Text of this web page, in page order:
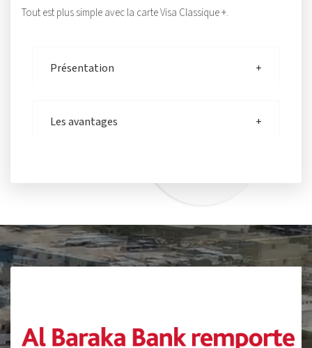
Tout est plus simple avec la carte Visa Classique +.
Présentation
Les avantages